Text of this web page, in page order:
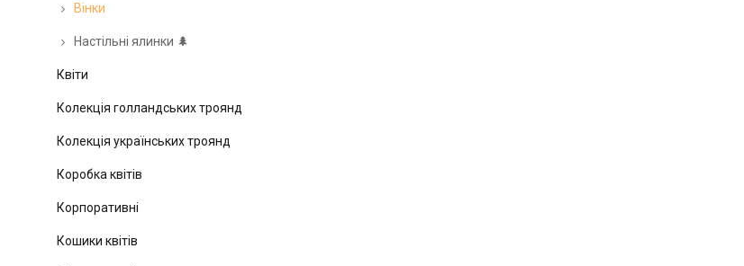
Вінки
Настільні ялинки 🌲
Квіти
Колекція голландських троянд
Колекція українських троянд
Коробка квітів
Корпоративні
Кошики квітів